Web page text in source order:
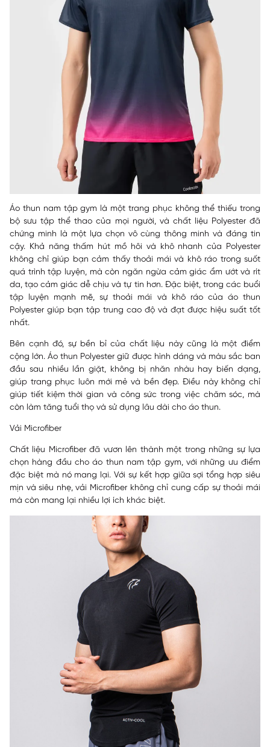
Áo thun nam tập gym là một trang phục không thể thiếu trong
bộ sưu tập thể thao của mọi người, và chất liệu Polyester đã
chứng minh là một lựa chọn vô cùng thông minh và đáng tin
cậy. Khả năng thấm hút mồ hôi và khô nhanh của Polyester
không chỉ giúp bạn cảm thấy thoải mái và khô ráo trong suốt
quá trình tập luyện, mà còn ngăn ngừa cảm giác ẩm ướt và rít
da, tạo cảm giác dễ chịu và tự tin hơn. Đặc biệt, trong các buổi
tập luyện mạnh mẽ, sự thoải mái và khô ráo của áo thun
Polyester giúp bạn tập trung cao độ và đạt được hiệu suất tốt
nhất.
Bên cạnh đó, sự bền bỉ của chất liệu này cũng là một điểm
cộng lớn. Áo thun Polyester giữ được hình dáng và màu sắc ban
đầu sau nhiều lần giặt, không bị nhăn nhàu hay biến dạng,
giúp trang phục luôn mới mẻ và bền đẹp. Điều này không chỉ
giúp tiết kiệm thời gian và công sức trong việc chăm sóc, mà
còn làm tăng tuổi thọ và sử dụng lâu dài cho áo thun.
Vải Microfiber
Chất liệu Microfiber đã vươn lên thành một trong những sự lựa
chọn hàng đầu cho áo thun nam tập gym, với những ưu điểm
đặc biệt mà nó mang lại. Với sự kết hợp giữa sợi tổng hợp siêu
mịn và siêu nhẹ, vải Microfiber không chỉ cung cấp sự thoải mái
mà còn mang lại nhiều lợi ích khác biệt.